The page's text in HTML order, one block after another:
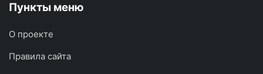
Пункты меню
О проекте
Правила сайта